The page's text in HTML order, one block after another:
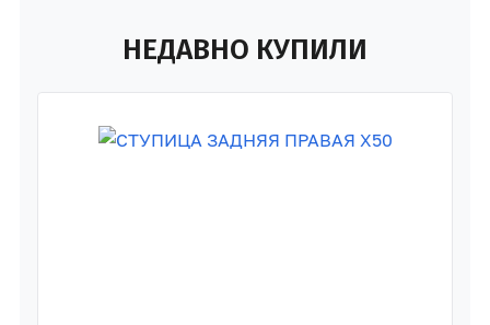
НЕДАВНО КУПИЛИ